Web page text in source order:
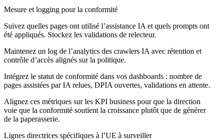
Mesure et logging pour la conformité
Suivez quelles pages ont utilisé l’assistance IA et quels prompts ont
été appliqués. Stockez les validations de relecteur.
Maintenez un log de l’analytics des crawlers IA avec rétention et
contrôle d’accès alignés sur la politique.
Intégrez le statut de conformité dans vos dashboards : nombre de
pages assistées par IA relues, DPIA ouvertes, validations en attente.
Alignez ces métriques sur les KPI business pour que la direction
voie que la conformité soutient la croissance plutôt que de générer
de la paperasserie.
Lignes directrices spécifiques à l’UE à surveiller